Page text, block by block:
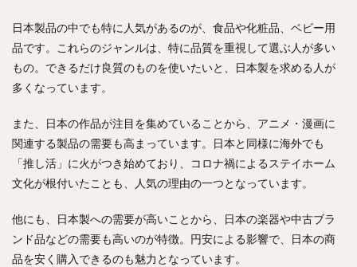
日本製品の中でも特に人気があるのが、食品や化粧品、ベビー用
品です。これらのジャンルは、特に品質を重視して選ぶ人が多い
もの。できるだけ良質のものを使いたいと、日本製を求める人が
多くなっています。
また、日本の作品が注目を集めていることから、アニメ・漫画に
関連する製品の需要も高まっています。日本と同様に海外でも
「推し活」に火がつき始めており、コロナ禍によるステイホーム
文化が根付いたことも、人気の理由の一つとなっています。
他にも、日本製への需要が高いことから、日本の楽器や中古ブラ
ンド品などの需要も高いのが特徴。円安による影響で、日本の商
品を安く購入できるのも魅力となっています。